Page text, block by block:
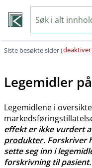
Siste besøkte sider (deaktiver
Legemidler
Legemidlene i
effekt er ikke vurdert
produkter. Forskriver
sette seg inn i
forskrivning til pasient.